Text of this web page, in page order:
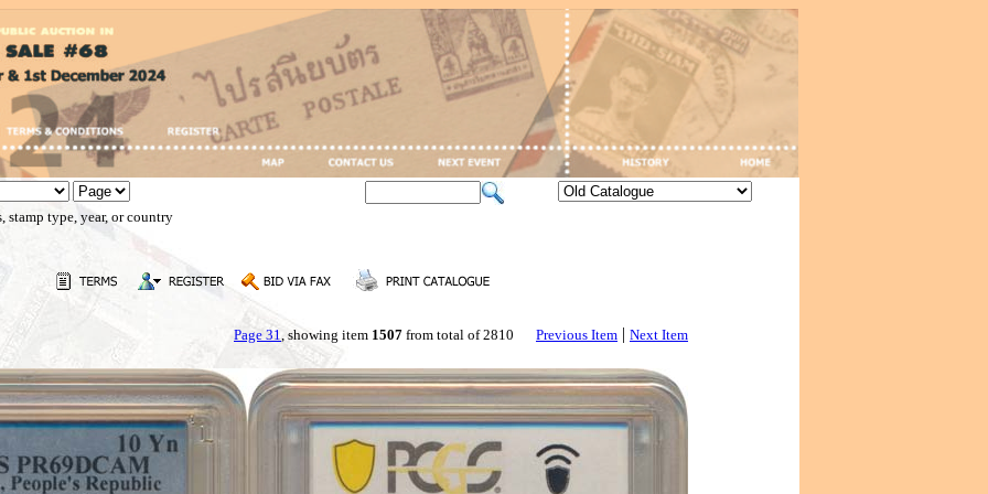
stamp type, year, or country
Page 31, showing item 1507 from total of 2810 Previous Item | Next Item